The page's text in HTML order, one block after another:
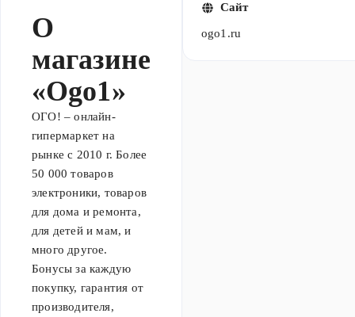
О
магазине
«Ogo1»
ОГО! – онлайн-
гипермаркет на
рынке с 2010 г. Более
50 000 товаров
электроники, товаров
для дома и ремонта,
для детей и мам, и
много другое.
Бонусы за каждую
покупку, гарантия от
производителя,
Сайт
ogo1.ru